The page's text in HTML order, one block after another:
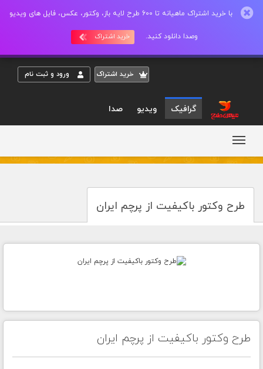
با خرید اشتراک ماهیانه تا 600 طرح لایه باز، وکتور، عکس، فایل های ویدیو
وصدا دانلود کنید. خرید اشتراک
خريد اشتراک ورود و ثبت نام
گرافیک ویدیو صدا
طرح وکتور باکیفیت از پرچم ایران
طرح وکتور باکیفیت از پرچم ایران